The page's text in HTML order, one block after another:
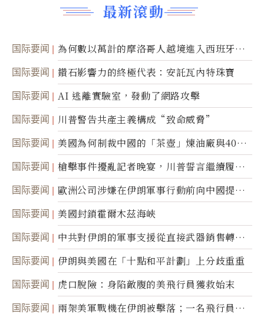
最新滾動
国际要闻
為何數以萬計的摩洛哥人越境進入西班牙休
達
国际要闻 鑽石影響力的終極代表：安託瓦內特珠寶
国际要闻 AI 逃離實驗室，發動了網路攻擊
国际要闻 川普警告共產主義構成“致命威脅”
国际要闻
美國為何制裁中國的「茶壺」煉油廠與40家
航運公司
国际要闻
槍擊事件擾亂記者晚宴，川普誓言繼續履行
職責
国际要闻
歐洲公司涉嫌在伊朗軍事行動前向中國提供
美軍基地的衛星影像
国际要闻 美國封鎖霍爾木茲海峽
国际要闻
中共對伊朗的軍事支援從直接武器銷售轉向
間接技術轉讓
国际要闻 伊朗與美國在「十點和平計劃」上分歧重重
国际要闻 虎口脫險：身陷敵腹的美飛行員獲救始末
国际要闻
兩架美軍戰機在伊朗被擊落；一名飛行員失